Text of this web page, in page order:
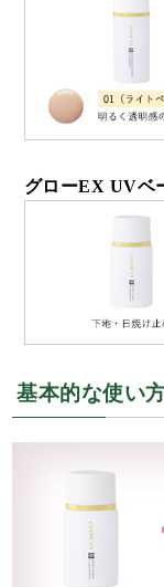
グローEX UVベ
基本的な使い